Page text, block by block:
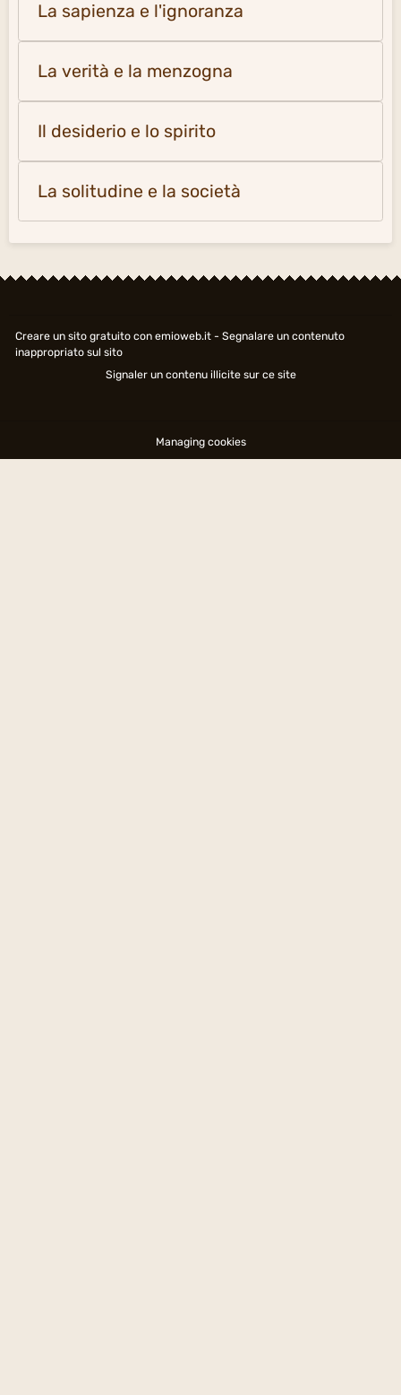
La sapienza e l'ignoranza
La verità e la menzogna
Il desiderio e lo spirito
La solitudine e la società
Creare un sito gratuito con emioweb.it - Segnalare un contenuto
inappropriato sul sito
Signaler un contenu illicite sur ce site
Managing cookies